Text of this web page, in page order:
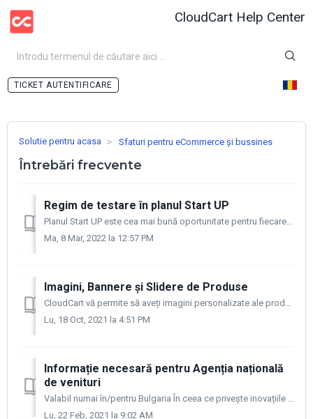
CloudCart Help Center
AUTENTIFICARE
Solutie pentru acasa Sfaturi pentru eCommerce și bussines
Întrebări frecvente
Regim de testare în planul Start UP
Planul Start UP este cea mai bună oportunitate pentru fiecare comerciant la pornirea unei afaceri online. Acesta include toate funcționalitățile de bază de ...
Ma, 8 Mar, 2022 la 12:57 PM
Imagini, Bannere și Slidere de Produse
CloudCart vă permite să aveți imagini personalizate ale produselor, precum și bannere și slidere (carusel) la alegere. Imagini de produse Imaginile pro...
Lu, 18 Oct, 2021 la 4:51 PM
Informație necesară pentru Agenția națională
de venituri
Valabil numai în/pentru Bulgaria În ceea ce privește inovațiile din legislația bulgară, fiecare comerciant care folosește un magazin online este obligat să...
Lu, 22 Feb, 2021 la 9:02 AM